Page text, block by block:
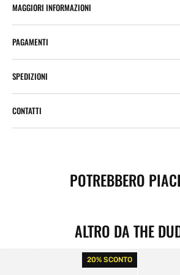
MAGGIORI INFORMAZIONI
PAGAMENTI
SPEDIZIONI
CONTATTI
POTREBBERO
ALTRO DA THE
20% SCONTO European
Fantasy